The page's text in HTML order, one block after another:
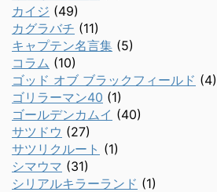
カイジ (49)
カグラバチ (11)
キャプテン名言集 (5)
コラム (10)
ゴッド オブ ブラックフィールド (4)
ゴリラーマン40 (1)
ゴールデンカムイ (40)
サツドウ (27)
サツリクルート (1)
シマウマ (31)
シリアルキラーランド (1)